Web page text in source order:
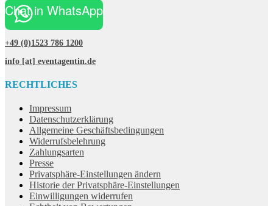
Chat in WhatsApp
+49 (0)1523 786 1200
info [at] eventagentin.de
RECHTLICHES
Impressum
Datenschutzerklärung
Allgemeine Geschäftsbedingungen
Widerrufsbelehrung
Zahlungsarten
Presse
Privatsphäre-Einstellungen ändern
Historie der Privatsphäre-Einstellungen
Einwilligungen widerrufen